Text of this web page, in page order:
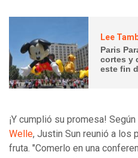
Lee
Paris
cortes y
este fin
¡Y cumplió su promesa!
Welle, Justin Sun reunió a los
fruta. "Comerlo en una